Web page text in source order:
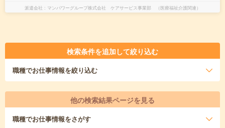
派遣会社 マンパワーグループ株式会社 ケアサービス事業部 （医療福祉介護関連）
検索条件を追加して絞り込む
職種でお仕事情報を絞り込む
他の検索結果ページを見る
職種でお仕事情報をさがす